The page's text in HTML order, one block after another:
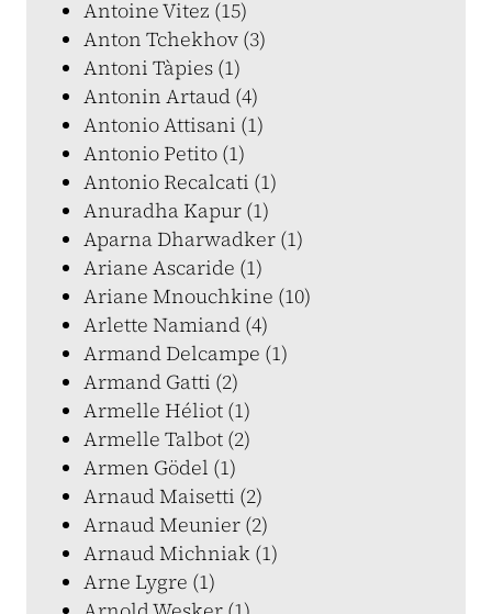
Antoine Vitez (15)
Anton Tchekhov (3)
Antoni Tàpies (1)
Antonin Artaud (4)
Antonio Attisani (1)
Antonio Petito (1)
Antonio Recalcati (1)
Anuradha Kapur (1)
Aparna Dharwadker (1)
Ariane Ascaride (1)
Ariane Mnouchkine (10)
Arlette Namiand (4)
Armand Delcampe (1)
Armand Gatti (2)
Armelle Héliot (1)
Armelle Talbot (2)
Armen Gödel (1)
Arnaud Maisetti (2)
Arnaud Meunier (2)
Arnaud Michniak (1)
Arne Lygre (1)